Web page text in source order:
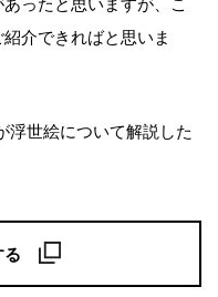
ったと思いますが、こ
介できればと思いま
浮世絵について解説した
る